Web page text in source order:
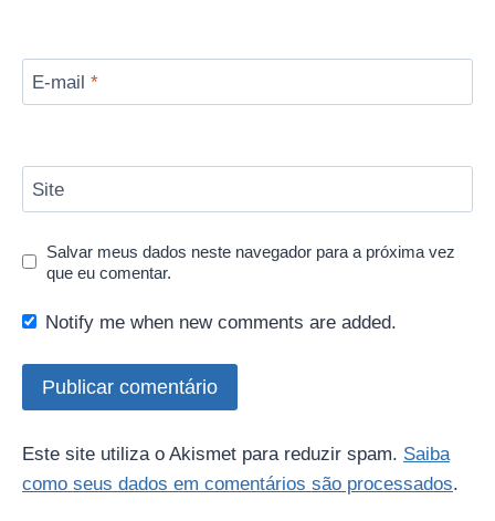
E-mail *
Site
Salvar meus dados neste navegador para a próxima vez
que eu comentar.
Notify me when new comments are added.
Este site utiliza o Akismet para reduzir spam. Saiba
como seus dados em comentários são processados.